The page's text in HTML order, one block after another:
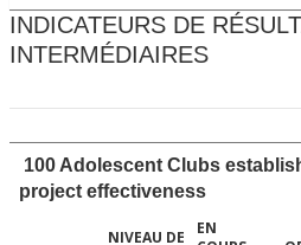
INDICATEURS DE
INTERMÉDIAIRES
100 Adolescent Clubs
project effectiveness